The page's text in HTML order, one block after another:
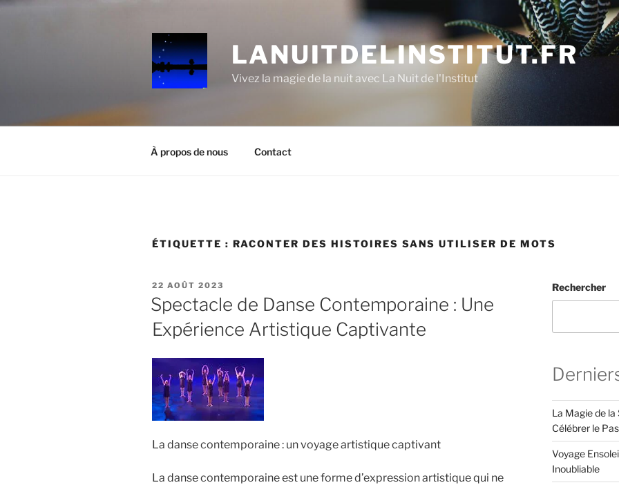
Aller
LANUITDELINSTITUT.FR
Vivez la magie de la nuit avec La Nuit de l'Institut
À propos de nous Contact
ÉTIQUETTE : RACONTER DES HISTOIRES SANS UTILISER DE MOTS
PUBLIÉ
LE
22 AOÛT 2023
Spectacle de Danse Contemporaine : Une
Expérience Artistique Captivante
La danse contemporaine : un voyage artistique captivant
La danse contemporaine est une forme d’expression artistique qui ne
Rechercher
La Magie de la
Célébrer le
Voyage
Inoubliable